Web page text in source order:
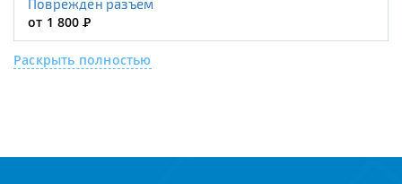
Поврежден разъем
от 1 800Р
Раскрыть полностью